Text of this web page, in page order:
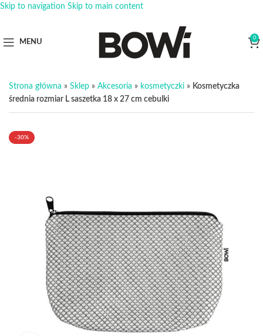
Skip to navigation Skip to main content
MENU
0
Strona główna » Sklep » Akcesoria » kosmetyczki » Kosmetyczka
średnia rozmiar L saszetka 18 x 27 cm cebulki
-30%